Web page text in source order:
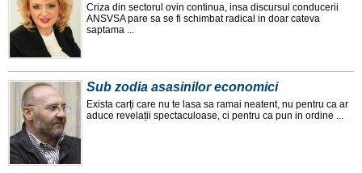
Criza din sectorul ovin continua, insa discursul conducerii
ANSVSA pare sa se fi schimbat radical in doar cateva
saptama ...
Sub zodia asasinilor economici
Exista carți care nu te lasa sa ramai neatent, nu pentru ca ar
aduce revelații spectaculoase, ci pentru ca pun in ordine ...